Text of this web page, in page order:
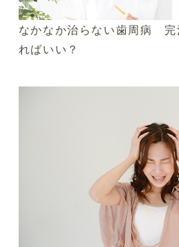
なかなか治らない歯周病 完
ればいい？